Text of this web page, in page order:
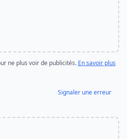
ne plus voir de publicités. En savoir plus
Signaler une erreur